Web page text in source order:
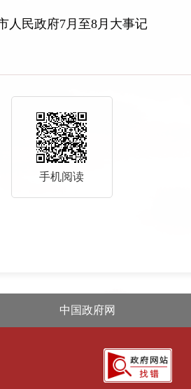
人民政府7月至8月大事记
手机阅读
中国政府网